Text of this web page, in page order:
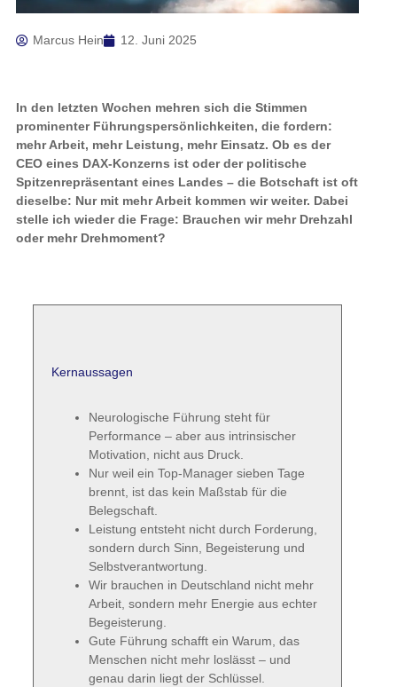
Marcus Hein 12. Juni 2025
In den letzten Wochen mehren sich die Stimmen
prominenter Führungspersönlichkeiten, die fordern:
mehr Arbeit, mehr Leistung, mehr Einsatz. Ob es der
CEO eines DAX-Konzerns ist oder der politische
Spitzenrepräsentant eines Landes – die Botschaft ist oft
dieselbe: Nur mit mehr Arbeit kommen wir weiter. Dabei
stelle ich wieder die Frage: Brauchen wir mehr Drehzahl
oder mehr Drehmoment?
Kernaussagen
Neurologische Führung steht für
Performance – aber aus intrinsischer
Motivation, nicht aus Druck.
Nur weil ein Top-Manager sieben Tage
brennt, ist das kein Maßstab für die
Belegschaft.
Leistung entsteht nicht durch Forderung,
sondern durch Sinn, Begeisterung und
Selbstverantwortung.
Wir brauchen in Deutschland nicht mehr
Arbeit, sondern mehr Energie aus echter
Begeisterung.
Gute Führung schafft ein Warum, das
Menschen nicht mehr loslässt – und
genau darin liegt der Schlüssel.